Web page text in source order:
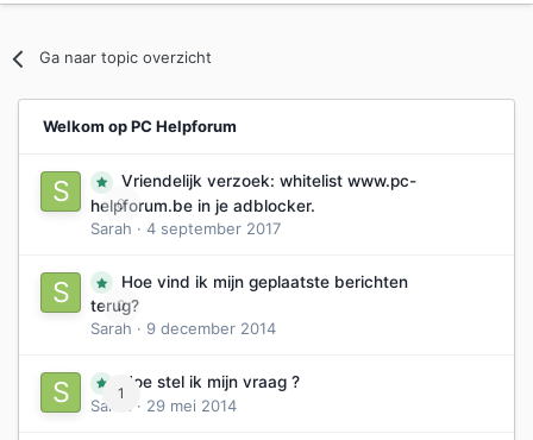
Ga naar topic overzicht
Welkom op PC Helpforum
0
Vriendelijk verzoek: whitelist www.pc-
helpforum.be in je adblocker.
Sarah · 4 september 2017
0
Hoe vind ik mijn geplaatste berichten
terug?
Sarah · 9 december 2014
1
Hoe stel ik mijn vraag ?
Sarah
· 29 mei 2014